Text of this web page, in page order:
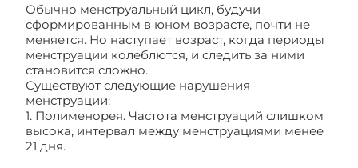
Обычно менструальный цикл, будучи
сформированным в юном возрасте, почти не
меняется. Но наступает возраст, когда периоды
менструации колеблются, и следить за ними
становится сложно.
Существуют следующие нарушения
менструации:
1. Полименорея. Частота менструаций слишком
высока, интервал между менструациями менее
21 дня.